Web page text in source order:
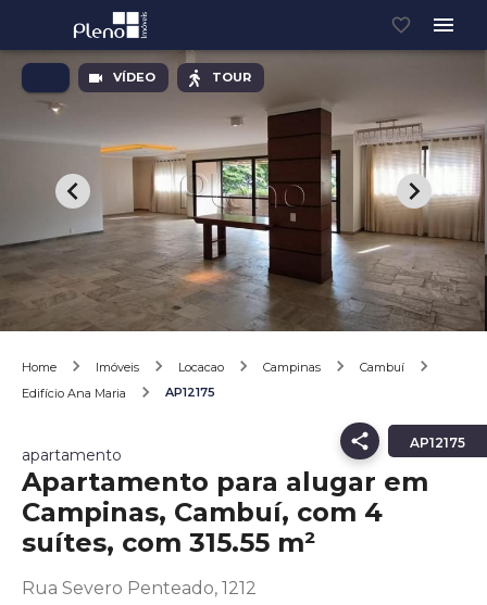
VÍDEO TOUR
Home Imóveis Locacao Campinas
Cambuí
Edifício Ana Maria
AP12175
AP12175
apartamento
Apartamento para alugar em
Campinas, Cambuí, com 4
suítes, com 315.55 m²
Rua Severo Penteado, 1212